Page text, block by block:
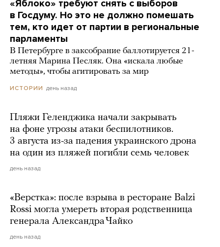
«Яблоко» требуют снять с выборов
в Госдуму. Но это не должно помешать
тем, кто идет от партии в региональные
парламенты
В Петербурге в заксобрание баллотируется 21-
летняя Марина Песляк. Она «искала любые
методы», чтобы агитировать за мир
ИСТОРИИ день назад
Пляжи Геленджика начали закрывать
на фоне угрозы атаки беспилотников.
3 августа из-за падения украинского дрона
на один из пляжей погибли семь человек
день назад
«Верстка»: после взрыва в ресторане Balzi
Rossi могла умереть вторая родственница
генерала Александра Чайко
день назад